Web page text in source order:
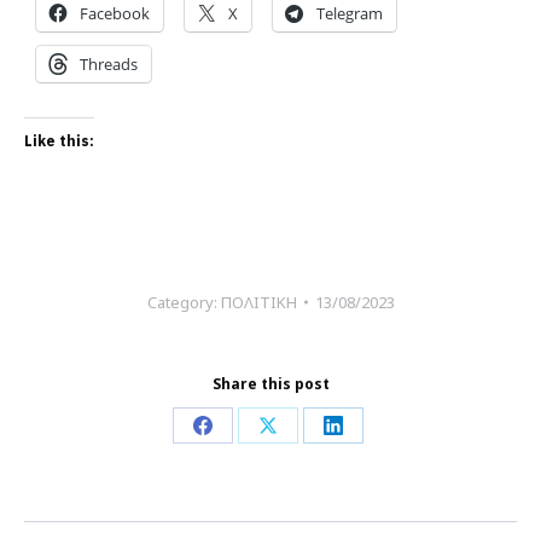
Facebook X Telegram
Threads
Like this:
Category: ΠΟΛΙΤΙΚΗ 13/08/2023
Share this post
Share Share Share